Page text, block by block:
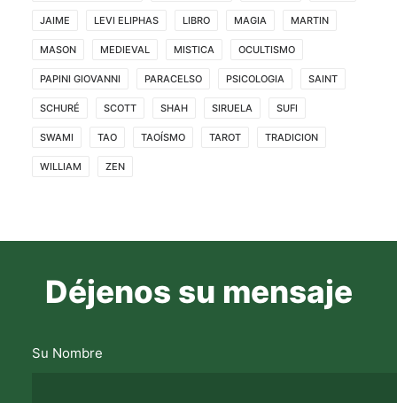
JAIME LEVI ELIPHAS LIBRO MAGIA MARTIN
MASON MEDIEVAL MISTICA OCULTISMO
PAPINI GIOVANNI PARACELSO PSICOLOGIA SAINT
SCHURÉ SCOTT SHAH SIRUELA SUFI
SWAMI TAO TAOÍSMO TAROT TRADICION
WILLIAM ZEN
Déjenos su mensaje
Su Nombre